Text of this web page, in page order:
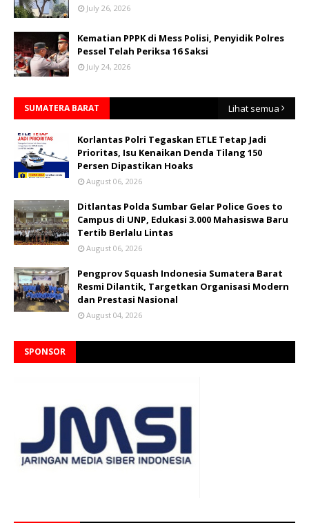
July 26, 2026
Kematian PPPK di Mess Polisi, Penyidik Polres
Pessel Telah Periksa 16 Saksi
July 24, 2026
SUMATERA BARAT Lihat semua
Korlantas Polri Tegaskan ETLE Tetap Jadi
Prioritas, Isu Kenaikan Denda Tilang 150
Persen Dipastikan Hoaks
August 06, 2026
Ditlantas Polda Sumbar Gelar Police Goes to
Campus di UNP, Edukasi 3.000 Mahasiswa Baru
Tertib Berlalu Lintas
August 06, 2026
Pengprov Squash Indonesia Sumatera Barat
Resmi Dilantik, Targetkan Organisasi Modern
dan Prestasi Nasional
August 04, 2026
SPONSOR